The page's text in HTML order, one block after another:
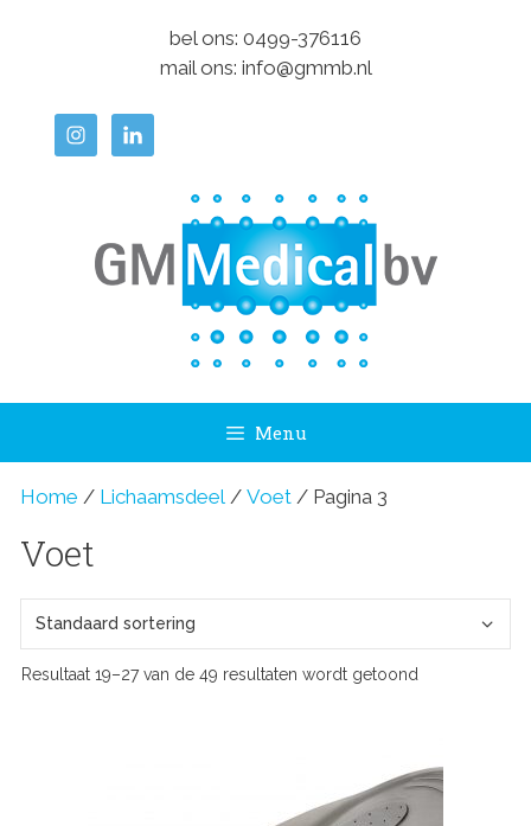
bel ons: 0499-376116
mail ons: info@gmmb.nl
Menu
Home / Lichaamsdeel / Voet / Pagina 3
Voet
Resultaat 19–27 van de 49 resultaten wordt getoond